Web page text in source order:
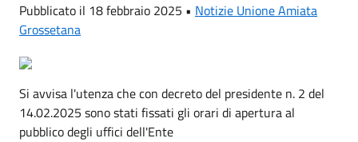
Pubblicato il 18 febbraio 2025 • Notizie Unione Amiata
Grossetana
Si avvisa l'utenza che con decreto del presidente n. 2 del
14.02.2025 sono stati fissati gli orari di apertura al
pubblico degli uffici dell'Ente